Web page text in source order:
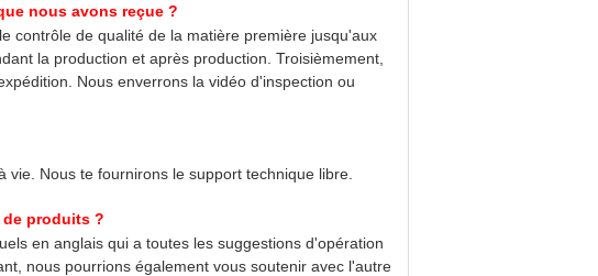
nous avons reçue ?
contrôle de qualité de la matière première jusqu'aux
la production et après production. Troisièmement,
Nous enverrons la vidéo d'inspection ou
Nous te fournirons le support technique libre.
produits ?
en anglais qui a toutes les suggestions d'opération
nous pourrions également vous soutenir avec l'autre